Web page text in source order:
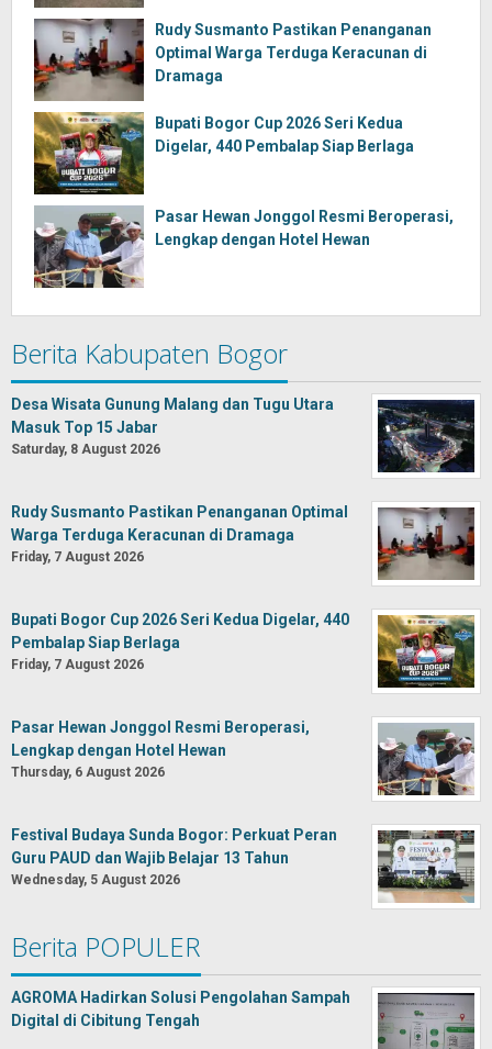
Rudy Susmanto Pastikan Penanganan
Optimal Warga Terduga Keracunan di
Dramaga
Bupati Bogor Cup 2026 Seri Kedua
Digelar, 440 Pembalap Siap Berlaga
Pasar Hewan Jonggol Resmi Beroperasi,
Lengkap dengan Hotel Hewan
Berita Kabupaten Bogor
Desa Wisata Gunung Malang dan Tugu Utara
Masuk Top 15 Jabar
Saturday, 8 August 2026
Rudy Susmanto Pastikan Penanganan Optimal
Warga Terduga Keracunan di Dramaga
Friday, 7 August 2026
Bupati Bogor Cup 2026 Seri Kedua Digelar, 440
Pembalap Siap Berlaga
Friday, 7 August 2026
Pasar Hewan Jonggol Resmi Beroperasi,
Lengkap dengan Hotel Hewan
Thursday, 6 August 2026
Festival Budaya Sunda Bogor: Perkuat Peran
Guru PAUD dan Wajib Belajar 13 Tahun
Wednesday, 5 August 2026
Berita POPULER
AGROMA Hadirkan Solusi Pengolahan Sampah
Digital di Cibitung Tengah